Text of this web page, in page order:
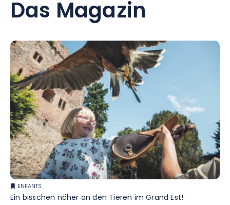
Das Magazin
ENFANTS
Ein bisschen näher an den Tieren im Grand Est!